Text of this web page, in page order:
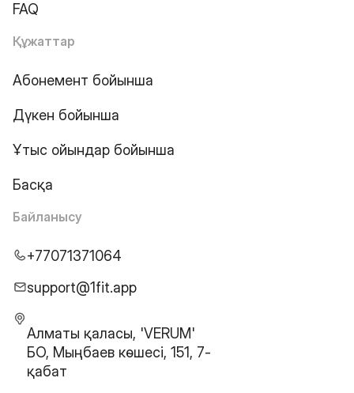
FAQ
Құжаттар
Абонемент бойынша
Дүкен бойынша
Ұтыс ойындар бойынша
Басқа
Байланысу
+77071371064
support@1fit.app
Алматы қаласы, 'VERUM'
БО, Мыңбаев көшесі, 151, 7-
қабат